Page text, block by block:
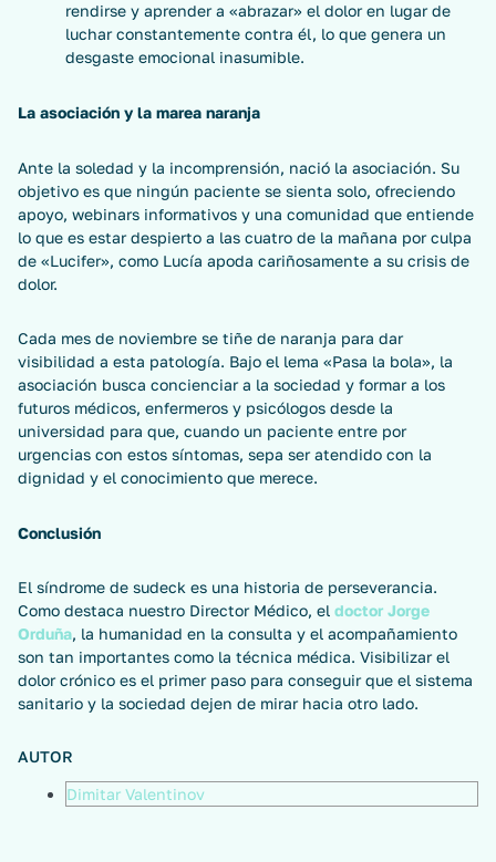
rendirse y aprender a «abrazar» el dolor en lugar de
luchar constantemente contra él, lo que genera un
desgaste emocional inasumible.
La asociación y la marea naranja
Ante la soledad y la incomprensión, nació la asociación. Su
objetivo es que ningún paciente se sienta solo, ofreciendo
apoyo, webinars informativos y una comunidad que entiende
lo que es estar despierto a las cuatro de la mañana por culpa
de «Lucifer», como Lucía apoda cariñosamente a su crisis de
dolor.
Cada mes de noviembre se tiñe de naranja para dar
visibilidad a esta patología. Bajo el lema «Pasa la bola», la
asociación busca concienciar a la sociedad y formar a los
futuros médicos, enfermeros y psicólogos desde la
universidad para que, cuando un paciente entre por
urgencias con estos síntomas, sepa ser atendido con la
dignidad y el conocimiento que merece.
Conclusión
El síndrome de sudeck es una historia de perseverancia.
Como destaca nuestro Director Médico, el doctor Jorge
Orduña, la humanidad en la consulta y el acompañamiento
son tan importantes como la técnica médica. Visibilizar el
dolor crónico es el primer paso para conseguir que el sistema
sanitario y la sociedad dejen de mirar hacia otro lado.
AUTOR
Dimitar Valentinov